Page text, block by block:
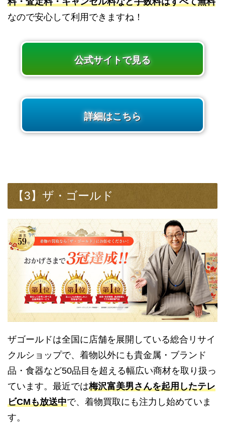
なので安心して利用できますね！
公式サイトで見る
詳細はこちら
【3】ザ・ゴールド
ザゴールドは全国に店舗を展開している総合リサイ
クルショップで、着物以外にも貴金属・ブランド
品・食器など50品目を超える幅広い商材を取り扱っ
ています。最近では梅沢富美男さんを起用したテレ
ビCMも放送中で、着物買取にも注力し始めていま
す。